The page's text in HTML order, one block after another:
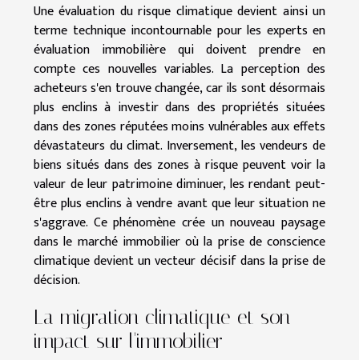
Une évaluation du risque climatique devient ainsi un
terme technique incontournable pour les experts en
évaluation immobilière qui doivent prendre en
compte ces nouvelles variables. La perception des
acheteurs s'en trouve changée, car ils sont désormais
plus enclins à investir dans des propriétés situées
dans des zones réputées moins vulnérables aux effets
dévastateurs du climat. Inversement, les vendeurs de
biens situés dans des zones à risque peuvent voir la
valeur de leur patrimoine diminuer, les rendant peut-
être plus enclins à vendre avant que leur situation ne
s'aggrave. Ce phénomène crée un nouveau paysage
dans le marché immobilier où la prise de conscience
climatique devient un vecteur décisif dans la prise de
décision.
La migration climatique et son
impact sur l'immobilier